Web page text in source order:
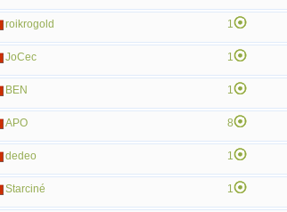
roikrogold 1
JoCec 1
BEN 1
APO 8
dedeo 1
Starciné 1